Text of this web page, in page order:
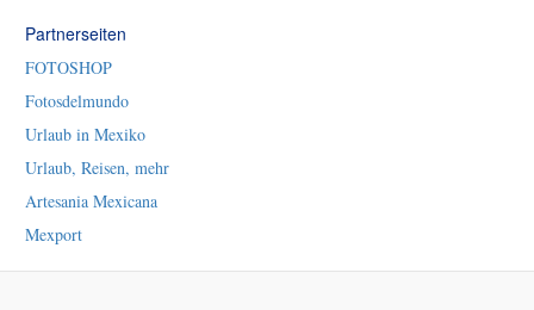
Partnerseiten
FOTOSHOP
Fotosdelmundo
Urlaub in Mexiko
Urlaub, Reisen, mehr
Artesania Mexicana
Mexport